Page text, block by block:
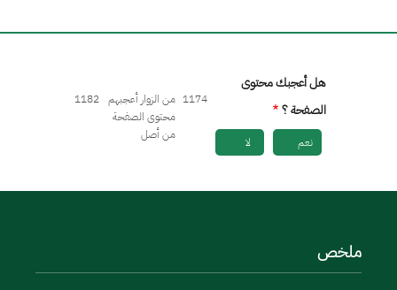
هل أعجبك محتوى
الصفحة ؟
نعم لا
1174 من الزوار أعجبهم
محتوى الصفحة
من أصل
1182
ملخص